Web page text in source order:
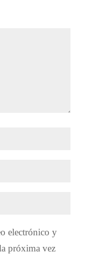
electrónico y
próxima vez